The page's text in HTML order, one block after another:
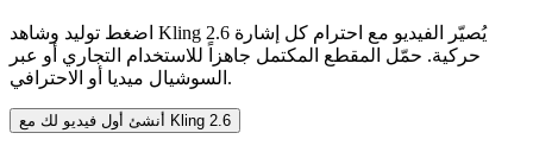
اضغط توليد وشاهد Kling 2.6 يُصيّر الفيديو مع احترام كل إشارة
حركية. حمّل المقطع المكتمل جاهزاً للاستخدام التجاري أو عبر
السوشيال ميديا أو الاحترافي.
أنشئ أول فيديو لك مع Kling 2.6